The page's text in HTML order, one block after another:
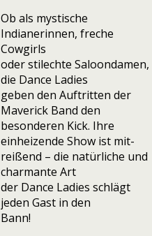
Ob als mystische
Indianerinnen, freche
Cowgirls
oder stilechte Saloondamen,
die Dance Ladies
geben den Auftritten der
Maverick Band den
besonderen Kick. Ihre
einheizende Show ist mit-
reißend – die natürliche und
charmante Art
der Dance Ladies schlägt
jeden Gast in den
Bann!